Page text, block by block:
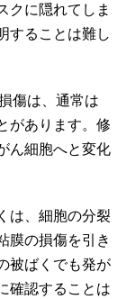
クに隠れてしま
することは難し
傷は、通常は
があります。修
ん細胞へと変化
は、細胞の分裂
膜の損傷を引き
被ばくでも発が
確認することは